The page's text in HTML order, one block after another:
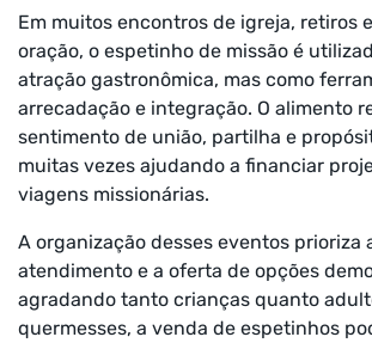
Em muitos encontros de igreja, retiros
oração, o espetinho de missão é
atração gastronômica, mas como
arrecadação e integração. O alimento
sentimento de união, partilha e
muitas vezes ajudando a financiar
viagens missionárias.
A organização desses eventos prioriza
atendimento e a oferta de opções
agradando tanto crianças quanto
quermesses, a venda de espetinhos